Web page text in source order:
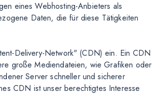
eines Webhosting-Anbieters als
Daten, die für diese Tätigkeiten
Delivery-Network" (CDN) ein. Ein CDN
große Mediendateien, wie Grafiken oder
Server schneller und sicherer
CDN ist unser berechtigtes Interesse